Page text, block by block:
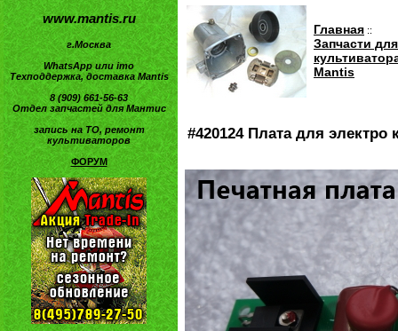
www.mantis.ru
г.Москва
WhatsApp или imo
Техподдержка, доставка Mantis
8 (909) 661-56-63
Отдел запчастей для Мантис
запись на ТО, ремонт
культиваторов
ФОРУМ
Главная ::
Запчасти для
Mantis
#420124 Плата для электро